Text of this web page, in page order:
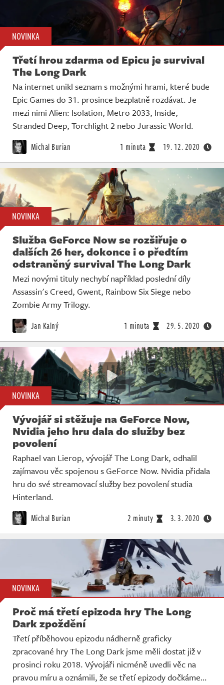
NOVINKA
Třetí hrou zdarma od Epicu je survival
The Long Dark
Na internet unikl seznam s možnými hrami, které bude
Epic Games do 31. prosince bezplatně rozdávat. Je
mezi nimi Alien: Isolation, Metro 2033, Inside,
Stranded Deep, Torchlight 2 nebo Jurassic World.
Michal Burian 1 minuta 19. 12. 2020
NOVINKA
Služba GeForce Now se rozšiřuje o
dalších 26 her, dokonce i o předtím
odstraněný survival The Long Dark
Mezi novými tituly nechybí například poslední díly
Assassin's Creed, Gwent, Rainbow Six Siege nebo
Zombie Army Trilogy.
Jan Kalný 1 minuta 29. 5. 2020
NOVINKA
Vývojář si stěžuje na GeForce Now,
Nvidia jeho hru dala do služby bez
povolení
Raphael van Lierop, vývojář The Long Dark, odhalil
zajímavou věc spojenou s GeForce Now. Nvidia přidala
hru do své streamovací služby bez povolení studia
Hinterland.
Michal Burian 2 minuty 3. 3. 2020
NOVINKA
Proč má třetí epizoda hry The Long
Dark zpoždění
Třetí příběhovou epizodu nádherně graficky
zpracované hry The Long Dark jsme měli dostat již v
prosinci roku 2018. Vývojáři nicméně uvedli věc na
pravou míru a oznámili, že se třetí epizody dočkáme…